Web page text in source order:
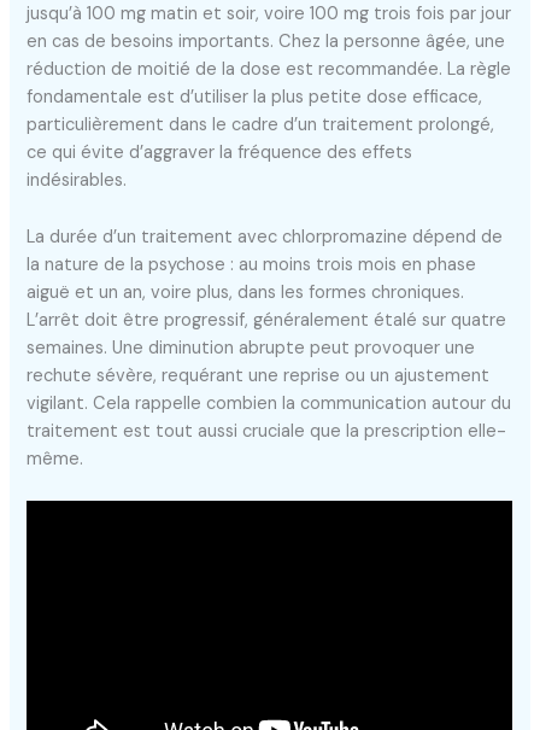
jusqu’à 100 mg matin et soir, voire 100 mg trois fois par jour
en cas de besoins importants. Chez la personne âgée, une
réduction de moitié de la dose est recommandée. La règle
fondamentale est d’utiliser la plus petite dose efficace,
particulièrement dans le cadre d’un traitement prolongé,
ce qui évite d’aggraver la fréquence des effets
indésirables.
La durée d’un traitement avec chlorpromazine dépend de
la nature de la psychose : au moins trois mois en phase
aiguë et un an, voire plus, dans les formes chroniques.
L’arrêt doit être progressif, généralement étalé sur quatre
semaines. Une diminution abrupte peut provoquer une
rechute sévère, requérant une reprise ou un ajustement
vigilant. Cela rappelle combien la communication autour du
traitement est tout aussi cruciale que la prescription elle-
même.